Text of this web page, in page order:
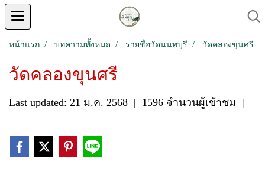
หน้าแรก บทความทั้งหมด รายชื่อวัดนนทบุรี วัดคลองขุนศรี
วัดคลองขุนศรี
Last updated: 21 ม.ค. 2568 | 1596 จำนวนผู้เข้าชม |